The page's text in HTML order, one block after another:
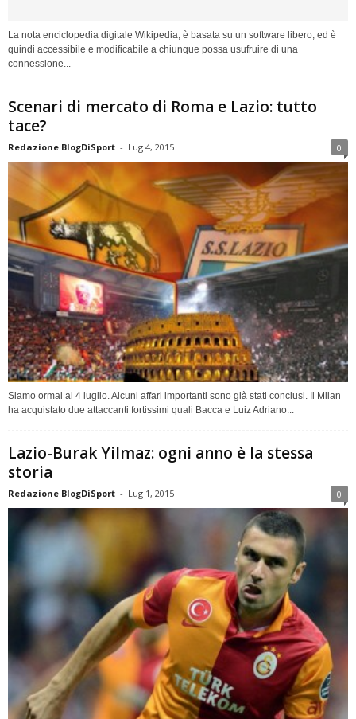
La nota enciclopedia digitale Wikipedia, è basata su un software libero, ed è
quindi accessibile e modificabile a chiunque possa usufruire di una
connessione...
Scenari di mercato di Roma e Lazio: tutto
tace?
Redazione BlogDiSport - Lug 4, 2015 0
Siamo ormai al 4 luglio. Alcuni affari importanti sono già stati conclusi. Il Milan
ha acquistato due attaccanti fortissimi quali Bacca e Luiz Adriano...
Lazio-Burak Yilmaz: ogni anno è la stessa
storia
Redazione BlogDiSport - Lug 1, 2015 0